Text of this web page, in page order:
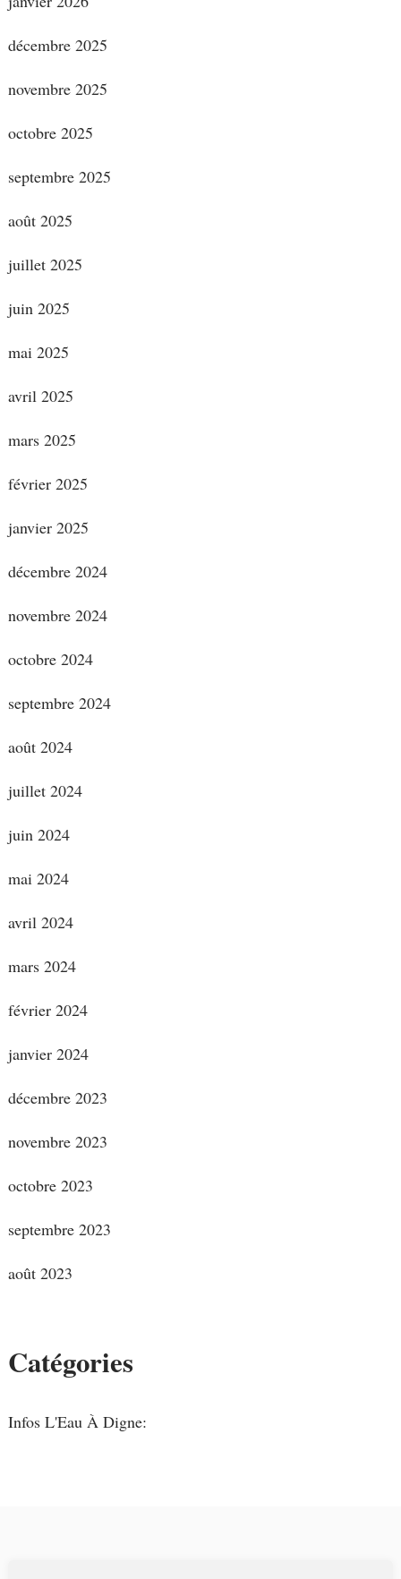
décembre 2025
novembre 2025
octobre 2025
septembre 2025
août 2025
juillet 2025
juin 2025
mai 2025
avril 2025
mars 2025
février 2025
janvier 2025
décembre 2024
novembre 2024
octobre 2024
septembre 2024
août 2024
juillet 2024
juin 2024
mai 2024
avril 2024
mars 2024
février 2024
janvier 2024
décembre 2023
novembre 2023
octobre 2023
septembre 2023
août 2023
Catégories
Infos L'Eau À Digne: